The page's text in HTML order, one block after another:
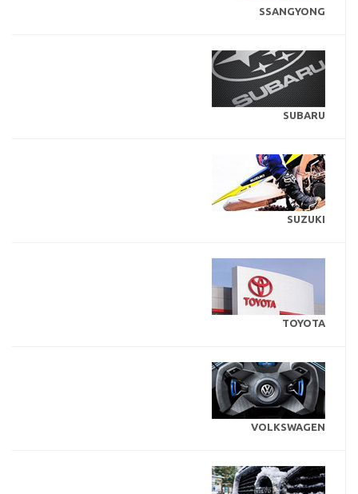
SSANGYONG
SUBARU
SUZUKI
TOYOTA
VOLKSWAGEN